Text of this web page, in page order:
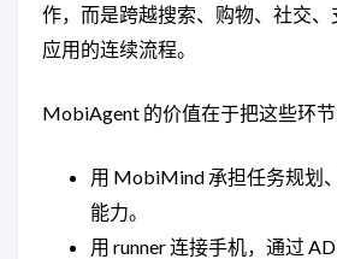
作，而是跨越搜索、购物、社交
应用的连续流程。
MobiAgent 的价值在于把这些环节
用 MobiMind 承担任务规划
能力。
用 runner 连接手机，通过